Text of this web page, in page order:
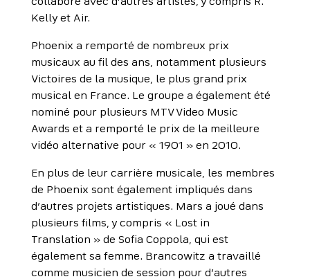
collaboré avec d’autres artistes, y compris R.
Kelly et Air.
Phoenix a remporté de nombreux prix
musicaux au fil des ans, notamment plusieurs
Victoires de la musique, le plus grand prix
musical en France. Le groupe a également été
nominé pour plusieurs MTV Video Music
Awards et a remporté le prix de la meilleure
vidéo alternative pour « 1901 » en 2010.
En plus de leur carrière musicale, les membres
de Phoenix sont également impliqués dans
d’autres projets artistiques. Mars a joué dans
plusieurs films, y compris « Lost in
Translation » de Sofia Coppola, qui est
également sa femme. Brancowitz a travaillé
comme musicien de session pour d’autres